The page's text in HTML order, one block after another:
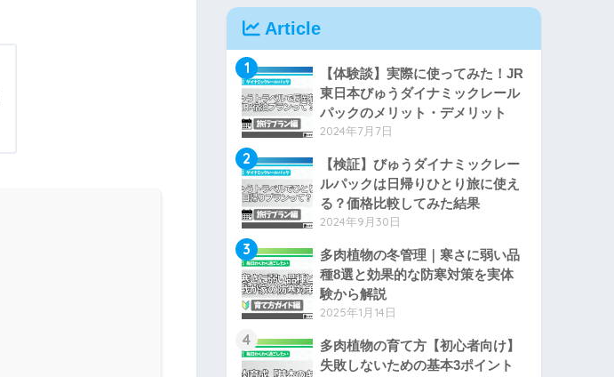
Article
1
【体験談】実際に使ってみた！JR
東日本びゅうダイナミックレール
パックのメリット・デメリット
2024年7月7日
2
【検証】びゅうダイナミックレー
ルパックは日帰りひとり旅に使え
る？価格比較してみた結果
2024年9月30日
3
多肉植物の冬管理｜寒さに弱い品
種8選と効果的な防寒対策を実体
験から解説
2025年1月14日
4
多肉植物の育て方【初心者向け】
失敗しないための基本3ポイント